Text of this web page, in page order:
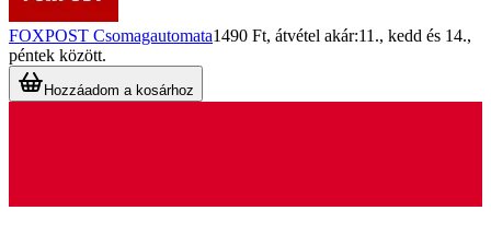
FOXPOST Csomagautomata1490 Ft, átvétel akár:11., kedd és 14.,
péntek között.
Hozzáadom a kosárhoz